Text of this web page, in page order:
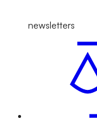
newsletters